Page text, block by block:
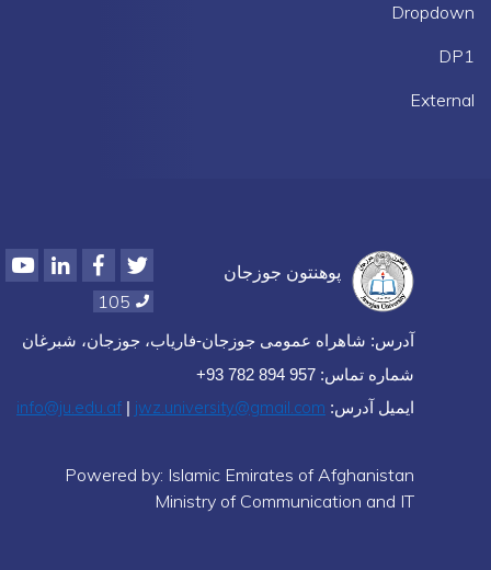
Dropdown
DP1
External
پوهنتون جوزجان YoutubeLinkedInFacebook
105
آدرس: شاهراه عمومی جوزجان-فاریاب، جوزجان، شبرغان
شماره تماس: 957 894 782 93+
ایمیل آدرس:
info@ju.edu.af jwz.university@gmail.com
Powered by: Islamic Emirates of Afghanistan
Ministry of Communication and IT